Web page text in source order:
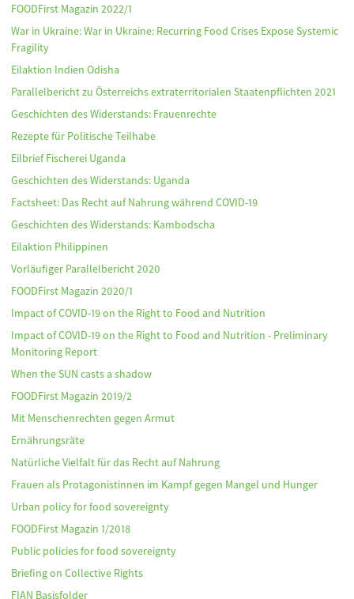
FOODFirst Magazin 2022/1
War in Ukraine: War in Ukraine: Recurring Food Crises Expose Systemic
Fragility
Eilaktion Indien Odisha
Parallelbericht zu Österreichs extraterritorialen Staatenpflichten 2021
Geschichten des Widerstands: Frauenrechte
Rezepte für Politische Teilhabe
Eilbrief Fischerei Uganda
Geschichten des Widerstands: Uganda
Factsheet: Das Recht auf Nahrung während COVID-19
Geschichten des Widerstands: Kambodscha
Eilaktion Philippinen
Vorläufiger Parallelbericht 2020
FOODFirst Magazin 2020/1
Impact of COVID-19 on the Right to Food and Nutrition
Impact of COVID-19 on the Right to Food and Nutrition - Preliminary
Monitoring Report
When the SUN casts a shadow
FOODFirst Magazin 2019/2
Mit Menschenrechten gegen Armut
Ernährungsräte
Natürliche Vielfalt für das Recht auf Nahrung
Frauen als Protagonistinnen im Kampf gegen Mangel und Hunger
Urban policy for food sovereignty
FOODFirst Magazin 1/2018
Public policies for food sovereignty
Briefing on Collective Rights
FIAN Basisfolder